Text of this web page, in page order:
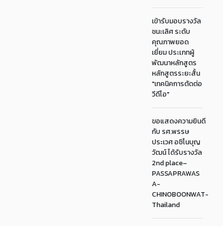
เข้ารับมอบรางวัล
ชนะเลิศ ระดับ
คุณภาพยอด
เยี่ยม ประเภทผู้
พัฒนาหลักสูตร
หลักสูตรระยะสั้น
"เทคนิคการตัดต่อ
วีดีโอ"
ขอแสดงความยินดี
กับ รศ.พรรษ
ประเวศ อชิโนบุญ
วัฒน์ ได้รับรางวัล
2nd place–
PASSAPRAWAS
A-
CHINOBOONWAT-
Thailand